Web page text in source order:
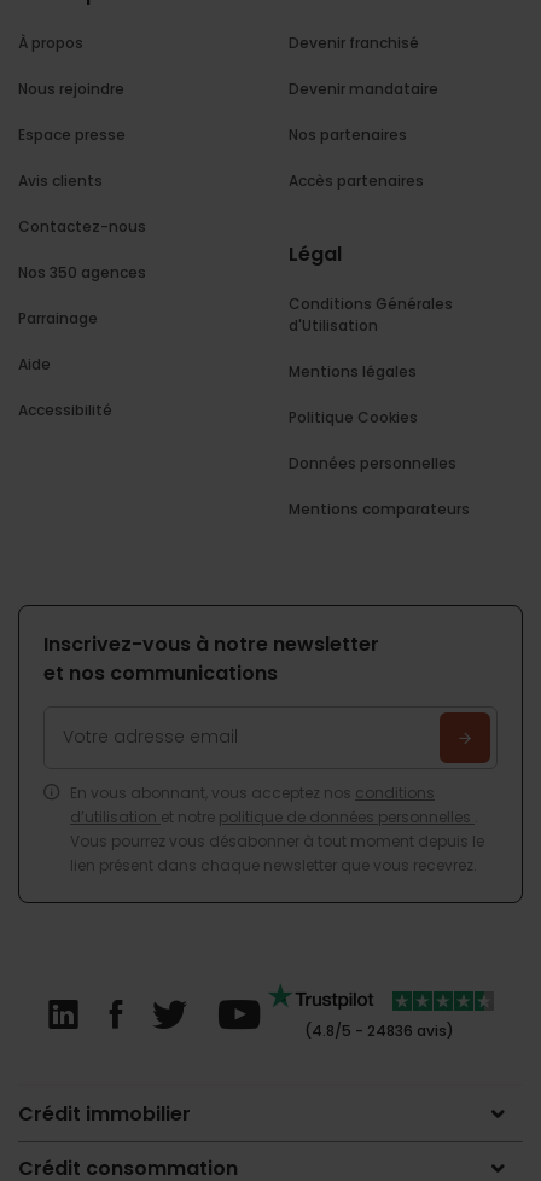
À propos
Nous rejoindre
Espace presse
Avis clients
Contactez-nous
Nos 350 agences
Parrainage
Aide
Accessibilité
Devenir franchisé
Devenir mandataire
Nos partenaires
Accès partenaires
Légal
Conditions Générales
d'Utilisation
Mentions légales
Politique Cookies
Données personnelles
Mentions comparateurs
Inscrivez-vous à notre newsletter
et nos communications
En vous abonnant, vous acceptez nos conditions
d’utilisation et notre politique de données personnelles
Vous pourrez vous désabonner à tout moment depuis le
lien présent dans chaque newsletter que vous recevrez.
(4.8/5 - 24836 avis)
Crédit immobilier
Crédit consommation